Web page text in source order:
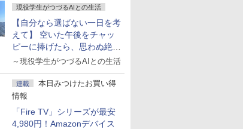
現役学生がつづるAIとの生活
【自分なら選ばない一日を考
えて】 空いた午後をチャッ
ピーに捧げたら、思わぬ絶景
に出会った話
～現役学生がつづるAIとの生活
連載
本日みつけたお買い得
情報
「Fire TV」シリーズが最安
4,980円！Amazonデバイス